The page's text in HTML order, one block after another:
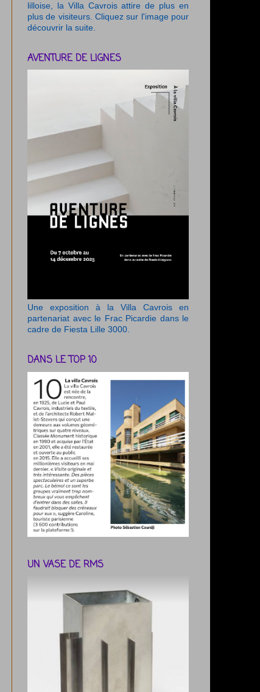
lilloise, la Villa Cavrois attire de plus en
plus de visiteurs. Cliquez sur l'image pour
découvrir la suite.
AVENTURE DE LIGNES
Une exposition à la Villa Cavrois en
partenariat avec le Frac Picardie dans le
cadre de Fiesta Lille 3000.
DANS LE TOP 10
UN VASE DE RMS